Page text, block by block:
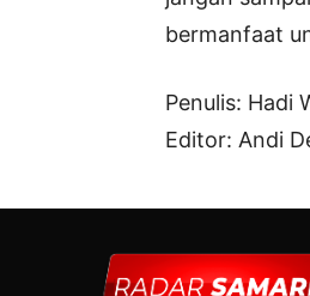
bermanfaat
Penulis: Hadi
Editor: Andi